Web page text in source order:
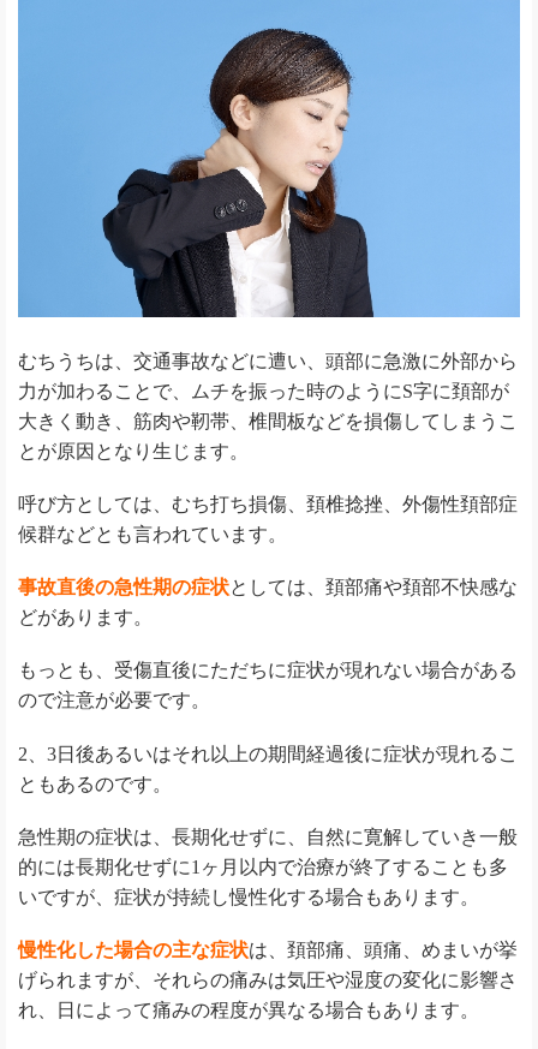
むちうちは、交通事故などに遭い、頭部に急激に外部から
力が加わることで、ムチを振った時のようにS字に頚部が
大きく動き、筋肉や靭帯、椎間板などを損傷してしまうこ
とが原因となり生じます。
呼び方としては、むち打ち損傷、頚椎捻挫、外傷性頚部症
候群などとも言われています。
事故直後の急性期の症状としては、頚部痛や頚部不快感な
どがあります。
もっとも、受傷直後にただちに症状が現れない場合がある
ので注意が必要です。
2、3日後あるいはそれ以上の期間経過後に症状が現れるこ
ともあるのです。
急性期の症状は、長期化せずに、自然に寛解していき一般
的には長期化せずに1ヶ月以内で治療が終了することも多
いですが、症状が持続し慢性化する場合もあります。
慢性化した場合の主な症状は、頚部痛、頭痛、めまいが挙
げられますが、それらの痛みは気圧や湿度の変化に影響さ
れ、日によって痛みの程度が異なる場合もあります。